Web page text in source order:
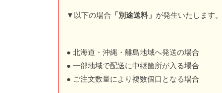
▼以下の場合 「別途送料」 が発生いたします
● 北海道・沖縄・離島地域へ発送の場合
● 一部地域で配送に中継箇所が入る場合
● ご注文数量により複数個口となる場合